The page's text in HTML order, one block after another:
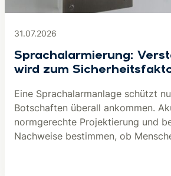
31.07.2026
Sprachalarmierung:
wird zum
Eine Sprachalarmanlage schützt
Botschaften überall ankommen.
normgerechte Projektierung und
Nachweise bestimmen, ob